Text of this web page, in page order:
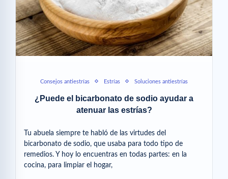
Consejos antiestrías Estrías Soluciones antiestrías
¿Puede el bicarbonato de sodio ayudar a
atenuar las estrías?
Tu abuela siempre te habló de las virtudes del
bicarbonato de sodio, que usaba para todo tipo de
remedios. Y hoy lo encuentras en todas partes: en la
cocina, para limpiar el hogar,